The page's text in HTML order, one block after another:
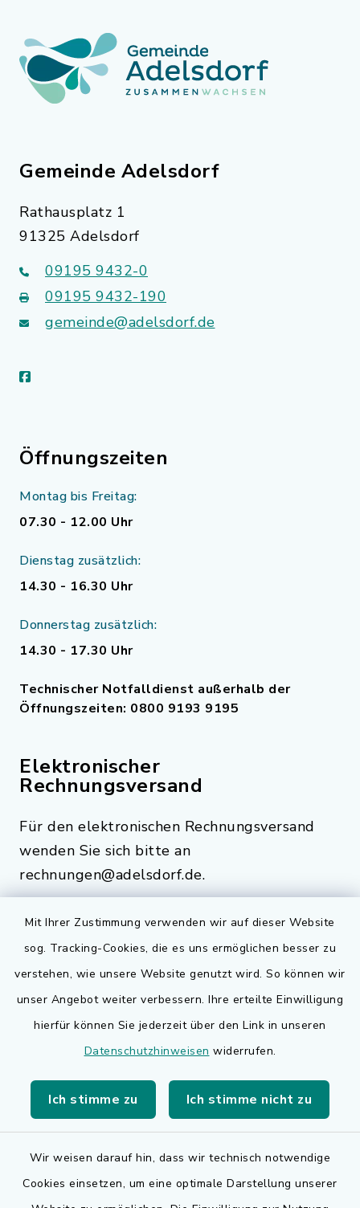
Mit Ihrer Zustimmung verwenden wir auf dieser Website
sog. Tracking-Cookies, die es uns ermöglichen besser zu
verstehen, wie unsere Website genutzt wird. So können wir
unser Angebot weiter verbessern. Ihre erteilte Einwilligung
hierfür können Sie jederzeit über den Link in unseren
Datenschutzhinweisen widerrufen.
Ich stimme zu Ich stimme nicht zu
Wir weisen darauf hin, dass wir technisch notwendige
Cookies einsetzen, um eine optimale Darstellung unserer
Gemeinde Adelsdorf
Rathausplatz 1
91325 Adelsdorf
09195 9432-0
09195 9432-190
gemeinde@adelsdorf.de
facebook
Öffnungszeiten
Montag bis Freitag:
07.30 - 12.00 Uhr
Dienstag zusätzlich:
14.30 - 16.30 Uhr
Donnerstag zusätzlich:
14.30 - 17.30 Uhr
Technischer Notfalldienst außerhalb der
Öffnungszeiten: 0800 9193 9195
Elektronischer
Rechnungsversand
Für den elektronischen Rechnungsversand
wenden Sie sich bitte an
rechnungen@adelsdorf.de.
Quicklinks
Bauen in Adelsdorf
BayernPortal
Landkreis Erlangen-Höchstadt